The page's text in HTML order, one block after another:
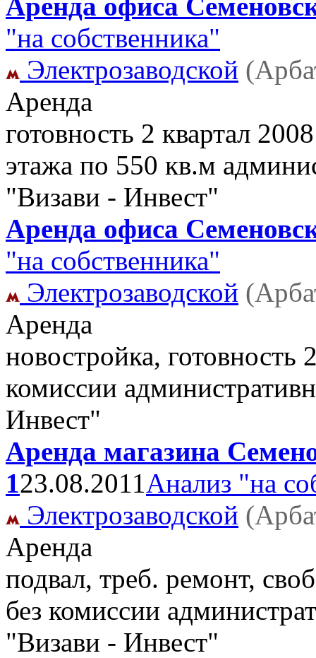
"на собственника"
Электрозаводской
Аренда
готовность 2 квартал
этажа по 550 кв.м
"Визави - Инвест"
Аренда офиса
"на собственника"
Электрозаводской
Аренда
новостройка, готовность
комиссии
Инвест"
Аренда магазина
123.08.2011Анализ "на
Электрозаводской
Аренда
подвал, треб. ремонт,
без комиссии
"Визави - Инвест"